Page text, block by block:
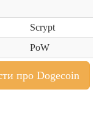
Scrypt
PoW
про Dogecoin